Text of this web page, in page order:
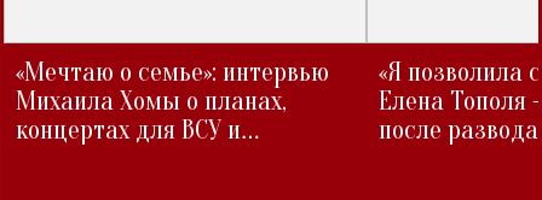
«Мечтаю о семье»: интервью
Михаила Хомы о планах,
концертах для ВСУ и
«Я позволила
Елена Тополя
после развода